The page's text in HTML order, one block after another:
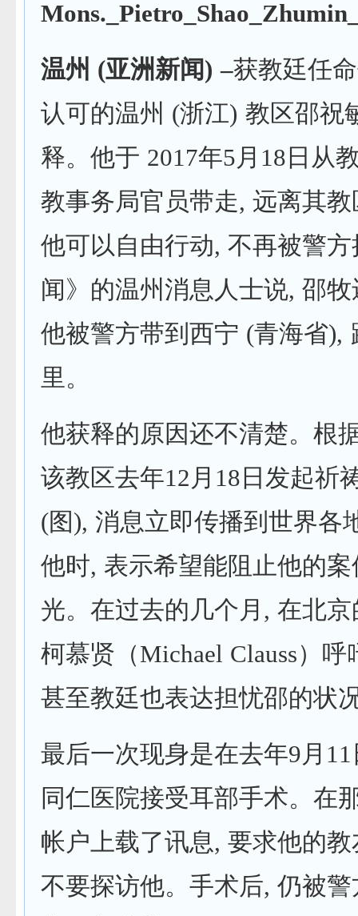
温州 (亚洲新闻) –获教廷任
认可的温州 (浙江) 教区邵祝
释。他于 2017年5月18日从
教事务局官员带走, 远离其
他可以自由行动, 不再被警
闻》的温州消息人士说, 邵
他被警方带到西宁 (青海省),
里。
他获释的原因还不清楚。根
该教区去年12月18日发起祈
(图), 消息立即传播到世界各
他时, 表示希望能阻止他的
光。在过去的几个月, 在北
柯慕贤（Michael Clauss）
甚至教廷也表达担忧邵的状
最后一次现身是在去年9月
同仁医院接受耳部手术。在
帐户上载了讯息, 要求他的
不要探访他。手术后, 仍被